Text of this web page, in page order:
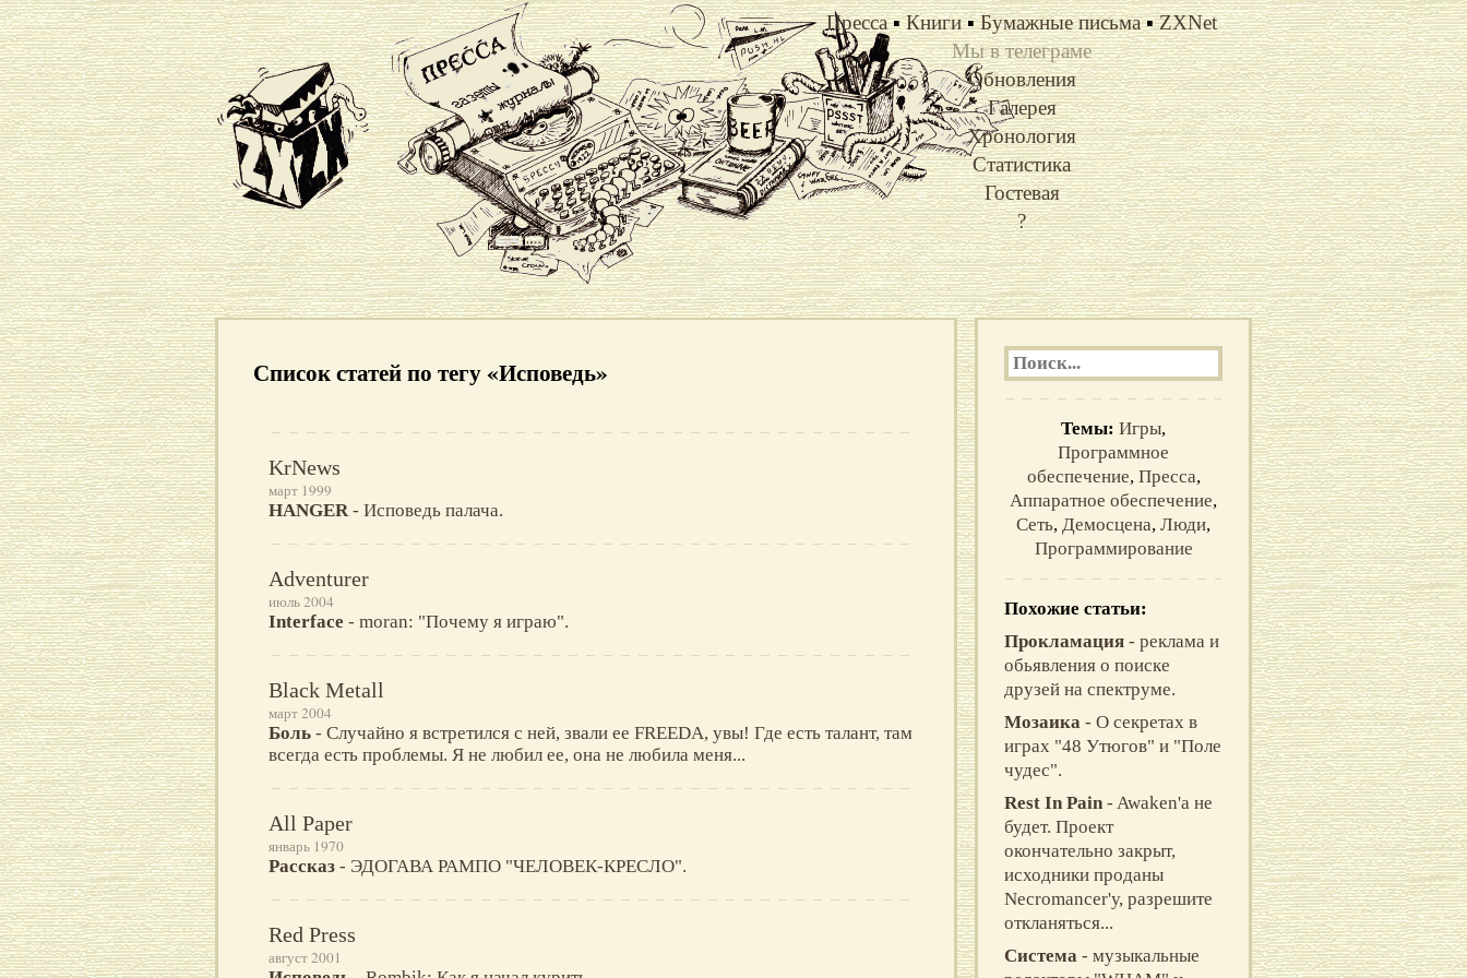
Пресса▪ Книги▪ Бумажные письма▪ ZXNet
Мы в телеграме
Обновления
Галерея
Хронология
Статистика
Гостевая
?
Список статей по тегу «Исповедь»
KrNews
март 1999
HANGER- Исповедь палача.
Adventurer
июль 2004
Interface - moran: "Почему я играю".
Black Metall
март 2004
Боль - Случайно я встретился с ней, звали ее FREEDA, увы! Где есть талант, там
всегда есть проблемы. Я не любил ее, она не любила меня...
All Paper
январь 1970
Рассказ - ЭДОГАВА РАМПО "ЧЕЛОВЕК-КРЕСЛО".
Red Press
август 2001
Темы: Игры,
Программное
обеспечение, Пресса,
Аппаратное обеспечение,
Сеть, Демосцена, Люди,
Программирование
Похожие статьи:
Прокламация - реклама и
обьявления о поиске
друзей на спектруме.
Moзаика - О секретах в
играх "48 Утюгов" и "Поле
чудес".
Rest In Pain - Awaken'а не
будет. Пpоект
окончательно закpыт,
исходники пpоданы
Necromancer'у, pазpешите
откланяться...
Система - музыкальные